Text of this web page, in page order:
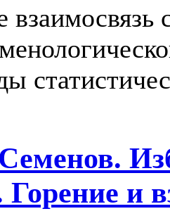
взаимосвязь
Горение и